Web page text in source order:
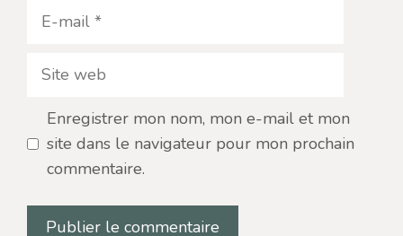
E-
Site
Enregistrer mon nom, mon e-mail et mon
site dans le navigateur pour mon prochain
commentaire.